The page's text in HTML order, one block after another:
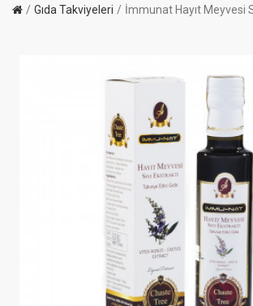
Gıda Takviyeleri İmmunat Hayıt Meyvesi